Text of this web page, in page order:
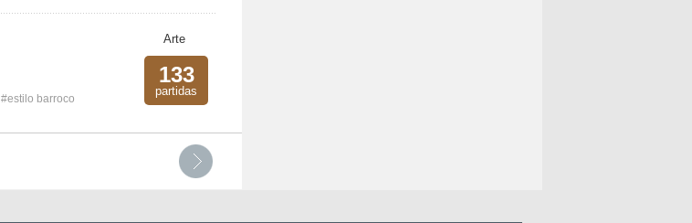
#estilo barroco
Arte
133
partidas